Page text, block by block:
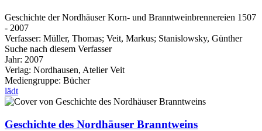
Geschichte der Nordhäuser Korn- und Branntweinbrennereien 1507
- 2007
Verfasser: Müller, Thomas; Veit, Markus; Stanislowsky, Günther
Suche nach diesem Verfasser
Jahr: 2007
Verlag: Nordhausen, Atelier Veit
Mediengruppe: Bücher
lädt
Geschichte des Nordhäuser Branntweins